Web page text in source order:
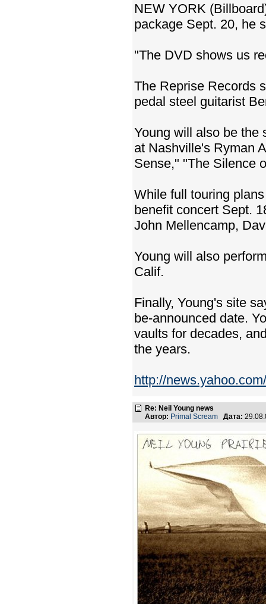
NEW YORK
package Sept. 20, he
"The DVD shows us
The Reprise Records
pedal steel guitarist
Young will also be the
at Nashville's Ryman
Sense," "The Silence
While full touring
benefit concert Sept.
John Mellencamp,
Young will also
Calif.
Finally, Young's site
be-announced date.
vaults for decades,
the years.
http://
Re: Neil Young news
Автор: Primal Scream Дата: